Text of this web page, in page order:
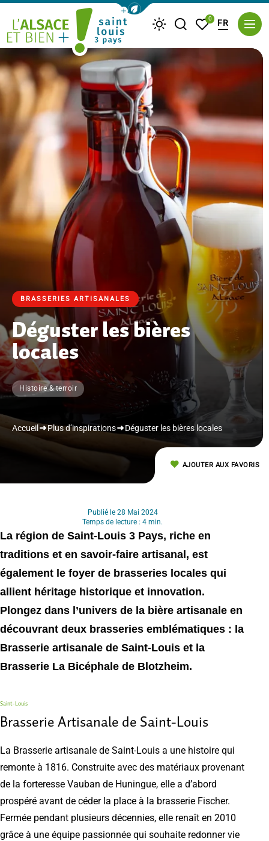
Afficher la barre de navigation du
Saint Louis Trois Pays
MétéoJe recherche
Mes favoris
0 FR
BRASSERIES ARTISANALES
Déguster les bières
locales
Histoire & terroir
Accueil Plus d’inspirations Déguster les bières locales
AJOUTER AUX FAVORIS
Publié le 28 Mai 2024
Temps de lecture : 4 min.
La région de Saint-Louis 3 Pays, riche en
traditions et en savoir-faire artisanal, est
également le foyer de brasseries locales qui
allient héritage historique et innovation.
Plongez dans l’univers de la bière artisanale en
découvrant deux brasseries emblématiques : la
Brasserie artisanale de Saint-Louis et la
Brasserie La Bicéphale de Blotzheim.
Saint-Louis
Brasserie Artisanale de Saint-Louis
La Brasserie artisanale de Saint-Louis a une histoire qui
remonte à 1816. Construite avec des matériaux provenant
de la forteresse Vauban de Huningue, elle a d’abord
prospéré avant de céder la place à la brasserie Fischer.
Fermée pendant plusieurs décennies, elle renaît en 2010
grâce à une équipe passionnée qui souhaite redonner vie